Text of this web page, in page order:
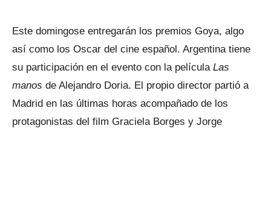
Este domingose entregarán los premios Goya, algo
así como los Oscar del cine español. Argentina tiene
su participación en el evento con la película Las
manos de Alejandro Doria. El propio director partió a
Madrid en las últimas horas acompañado de los
protagonistas del film Graciela Borges y Jorge